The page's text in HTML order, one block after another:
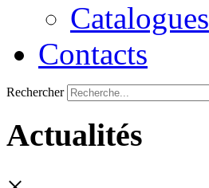
Catalogues
Contacts
Rechercher
Actualités